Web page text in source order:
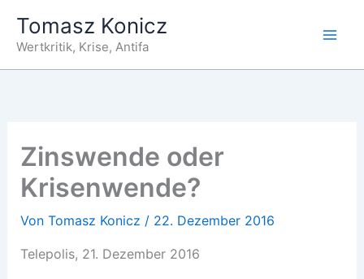
Inhalt
springen
Tomasz Konicz
Wertkritik, Krise, Antifa
Zinswende oder
Krisenwende?
Von Tomasz Konicz / 22. Dezember 2016
Telepolis, 21. Dezember 2016